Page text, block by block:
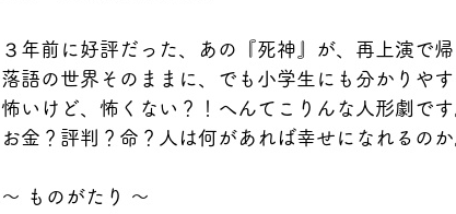
３年前に好評だった、あの『死神』が、再上演で帰
落語の世界そのままに、でも小学生にも分かりやす
怖いけど、怖くない？！へんてこりんな人形劇です
お金？評判？命？人は何があれば幸せになれるのか
～ ものがたり ～